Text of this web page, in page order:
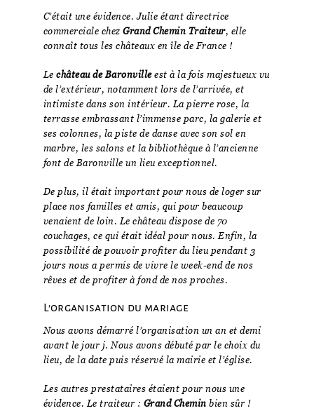
C’était une évidence. Julie étant directrice
commerciale chez Grand Chemin Traiteur, elle
connaît tous les châteaux en île de France !
Le château de Baronvilleest à la fois majestueux vu
de l’extérieur, notamment lors de l’arrivée, et
intimiste dans son intérieur. La pierre rose, la
terrasse embrassant l’immense parc, la galerie et
ses colonnes, la piste de danse avec son sol en
marbre, les salons et la bibliothèque à l’ancienne
font de Baronville un lieu exceptionnel.
De plus, il était important pour nous de loger sur
place nos familles et amis, qui pour beaucoup
venaient de loin. Le château dispose de 70
couchages, ce qui était idéal pour nous. Enfin, la
possibilité de pouvoir profiter du lieu pendant 3
jours nous a permis de vivre le week-end de nos
rêves et de profiter à fond de nos proches.
L’organisation du mariage
Nous avons démarré l’organisation un an et demi
avant le jour j. Nous avons débuté par le choix du
lieu, de la date puis réservé la mairie et l’église.
Les autres prestataires étaient pour nous une
évidence. Le traiteur : Grand Chemin bien sûr !